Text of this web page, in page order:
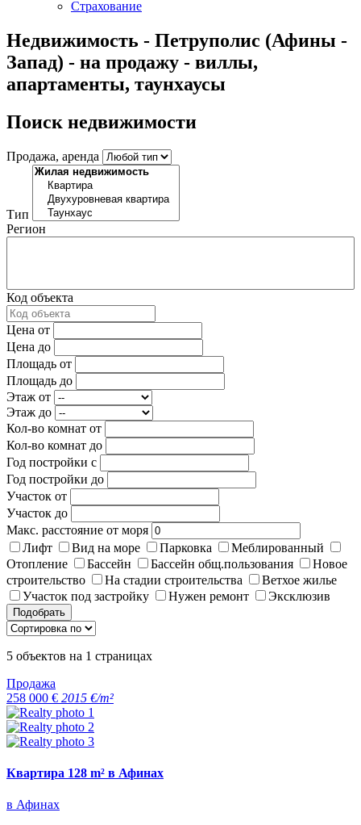
Страхование
Недвижимость - Петруполис (Афины -
Запад) - на продажу - виллы,
апартаменты, таунхаусы
Поиск недвижимости
Продажа, аренда
Тип
Регион
Код объекта
Цена от
Цена до
Площадь от
Площадь до
Этаж от
Этаж до
Кол-во комнат от
Кол-во комнат до
Год постройки с
Год постройки до
Участок от
Участок до
Макс. расстояние от моря
Лифт
Вид на море Парковка
Меблированный
Отопление
Бассейн Бассейн общ.пользования
Новое
строительство
На стадии строительства
Ветхое жилье
Участок под застройку
Нужен ремонт Эксклюзив
Подобрать
5 объектов на 1 страницах
Продажа
258 000 € 2015 €/m²
Квартира 128 m² в Афинах
в Афинах